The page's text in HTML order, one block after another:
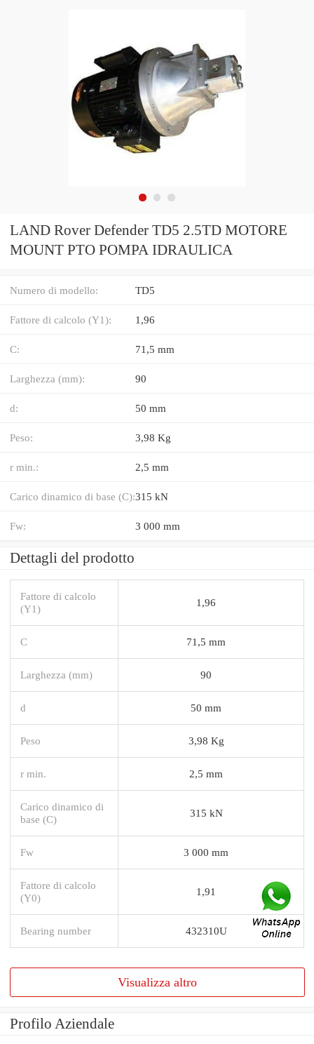
LAND Rover Defender TD5 2.5TD MOTORE
MOUNT PTO POMPA IDRAULICA
Numero di modello: TD5
Fattore di calcolo (Y1): 1,96
C: 71,5 mm
Larghezza (mm): 90
d: 50 mm
Peso: 3,98 Kg
r min.: 2,5 mm
Carico dinamico di base (C):315 kN
Fw: 3 000 mm
Dettagli del prodotto
Fattore di calcolo
(Y1)
1,96
C 71,5 mm
Larghezza (mm) 90
d 50 mm
Peso 3,98 Kg
r min. 2,5 mm
Carico dinamico di
base (C)
315 kN
Fw 3 000 mm
Fattore di calcolo
(Y0)
1,91
Bearing number 432310U
Visualizza altro
Profilo Aziendale